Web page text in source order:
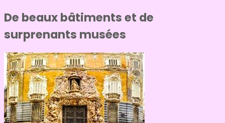
De beaux bâtiments et de
surprenants musées